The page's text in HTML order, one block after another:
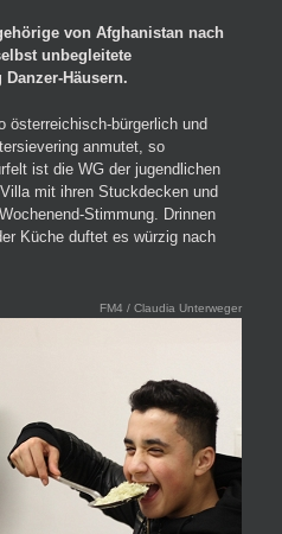
von Afghanistan nach
unbegleitete
Häusern.
österreichisch-bürgerlich und
anmutet, so
ist die WG der jugendlichen
mit ihren Stuckdecken und
Stimmung. Drinnen
Küche duftet es würzig nach
FM4 / Claudia Unterweger